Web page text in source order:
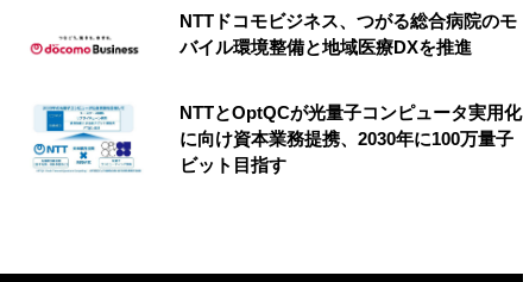
NTTドコモビジネス、つがる総合病院のモ
バイル環境整備と地域医療DXを推進
NTTとOptQCが光量子コンピュータ実用化
に向け資本業務提携、2030年に100万量子
ビット目指す